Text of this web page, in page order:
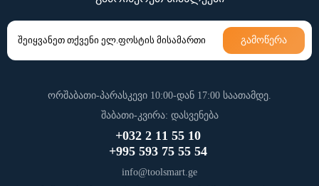
გამოწერა
ორშაბათი-პარასკევი 10:00-დან 17:00 საათამდე.
შაბათი-კვირა: დასვენება
+032 2 11 55 10
+995 593 75 55 54
info@toolsmart.ge